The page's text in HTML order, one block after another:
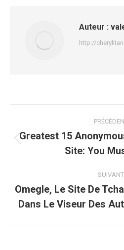
Auteur :
http://
article
Greatest 15
Site: You
SUIVANT
Omegle, Le Site De
Dans Le Viseur Des